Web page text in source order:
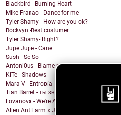
Blackbird - Burning Heart
Mike Franao - Dance for me
Tyler Shamy - How are you ok?
Rockvyn -Best costumer
Tyler Shamy- Right?
Jupe Jupe - Cane
Sush - So So
Antoni0us - Blame me
KiTe - Shadows
Mara V - Entropía
Tian Barret - ты знаешь, где мои ключи?
Lovanova - We're All In It Together
Alien Ant Farm x Judge & Jury - Bad Attitude